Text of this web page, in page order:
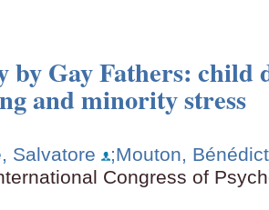
by Gay Fathers: child
and minority stress
Salvatore
;Mouton,
Congress of